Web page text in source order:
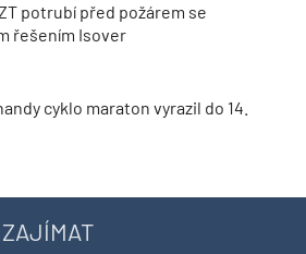
potrubí před požárem se
řešením Isover
cyklo maraton vyrazil do 14.
ZAJÍMAT